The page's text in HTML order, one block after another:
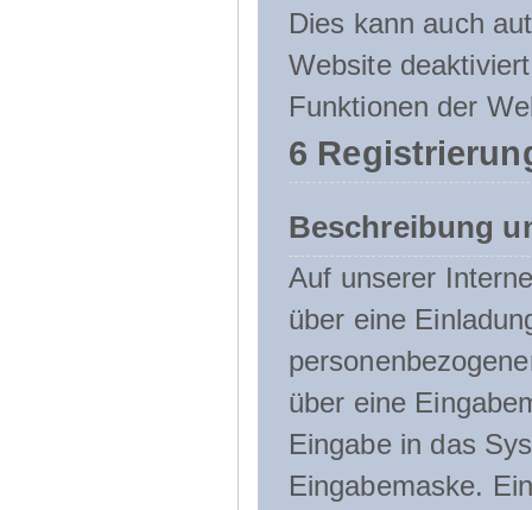
Dies kann auch
Website
Funktionen der
6
Beschreibung
Auf unserer
über eine
über eine
Eingabe in das
Eingabemaske.